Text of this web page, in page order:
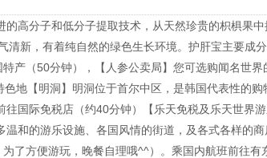
高分子和低分子提取技术，从天然珍贵的枳椇果
新，有着纯自然的绿色生长环境。护肝宝主要成
产（50分钟），【人参公卖局】您可选购闻名世界
地【明洞】明洞位于首尔中区，是韩国代表性的购
国际免税店（约40分钟）【乐天免税及乐天世界
和的游乐设施、各国风情的街道，及各式各样的商
了方便游玩，晚餐自理哦^^）。乘国内航班前往有